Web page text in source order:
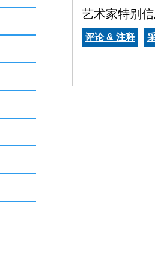
艺术家特别
评论 & 注释